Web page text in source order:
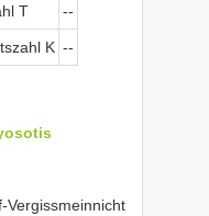
T --
K --
Vergissmeinnicht